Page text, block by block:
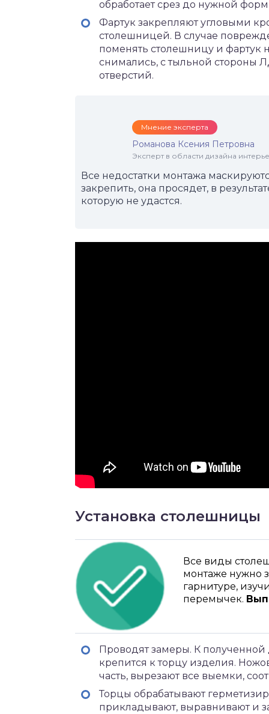
обработает срез до нужной
Фартук закрепляют угловыми
столешницей. В случае
поменять столешницу и фартук
снимались, с тыльной стороны
отверстий.
Мнение эксперта
Романова Ксения Петровна
Эксперт в области дизайна
Все недостатки монтажа
закрепить, она просядет, в
которую не удастся.
Установка столешницы
Все виды
монтаже нужно
гарнитуре,
перемычек.
Проводят замеры. К
крепится к торцу изделия.
часть, вырезают все выемки,
Торцы обрабатывают
прикладывают, выравнивают и